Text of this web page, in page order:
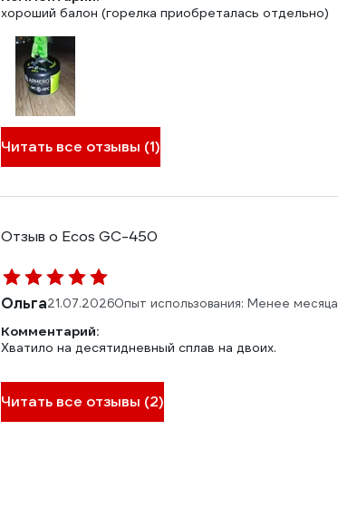
хороший балон (горелка приобреталась отдельно)
Читать все отзывы (1)
Отзыв о Ecos GC-450
Ольга21.07.2026Опыт использования: Менее месяца
Комментарий:
Хватило на десятидневный сплав на двоих.
Читать все отзывы (2)